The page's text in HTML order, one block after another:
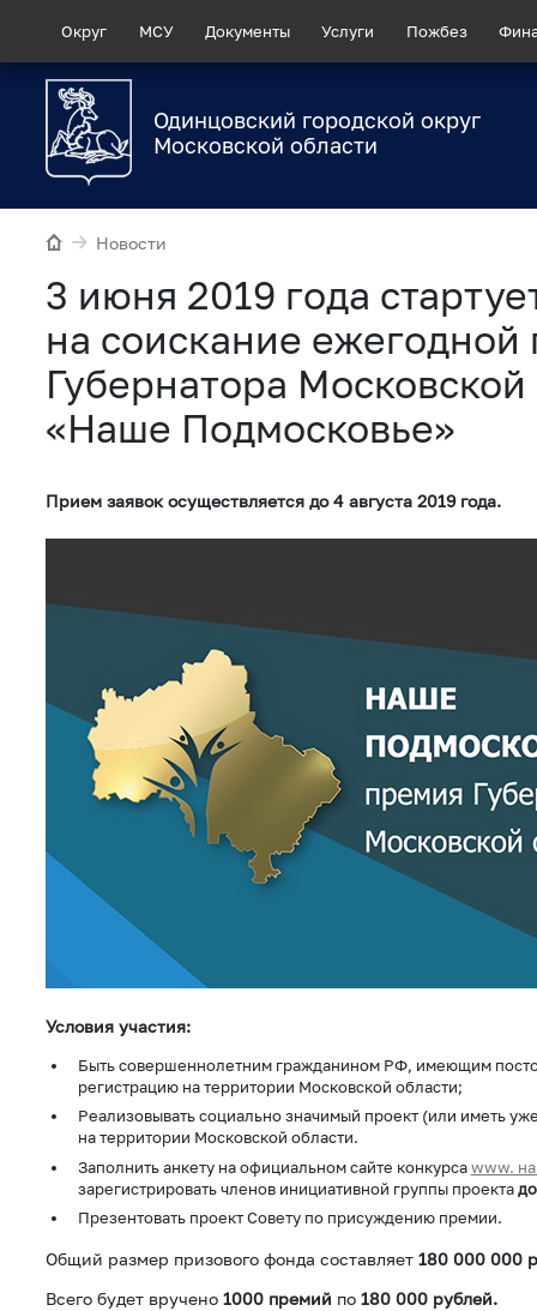
Округ МСУ Документы Услуги Пожбез
Одинцовский городской округ
Московской области
Новости
3 июня 2019 года
на соискание
Губернатора Московской
«Наше Подмосковье»
Прием заявок осуществляется до 4 августа 2019 года.
Условия участия:
Быть совершеннолетним гражданином РФ, имеющим
регистрацию на территории Московской области;
Реализовывать социально значимый проект (или иметь
на территории Московской области.
Заполнить анкету на официальном сайте конкурса www.
зарегистрировать членов инициативной группы проекта
Презентовать проект Совету по присуждению премии.
Общий размер призового фонда составляет 180 000 000
Всего будет вручено 1000 премий по 180 000 рублей.